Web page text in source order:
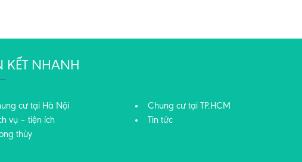
KẾT NHANH
cư tại Hà Nội
Chung cư tại TP.HCM
vụ – tiện ích
Tin tức
thủy